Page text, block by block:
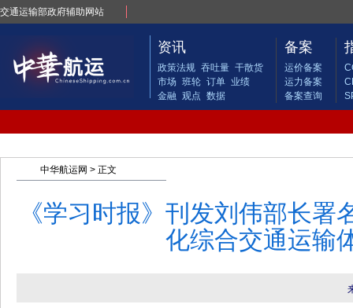
交通运输部政府辅助网站
资讯
政策法规 吞吐量 干散货
市场 班轮 订单 业绩
金融 观点 数据
备案
运价备案
运力备案
备案查询
中华航运网 > 正文
《学习时报》刊发刘伟部长署
化综合交通运输